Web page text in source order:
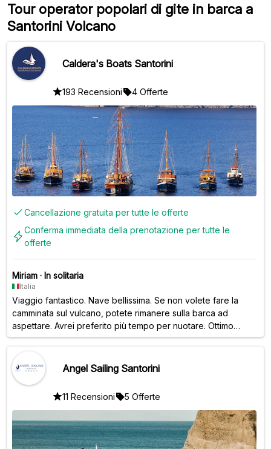
Tour operator popolari di gite in barca a
Santorini Volcano
Caldera's Boats Santorini
193 Recensioni 4 Offerte
Cancellazione gratuita per tutte le offerte
Conferma immediata della prenotazione per tutte le
offerte
Miriam · In solitaria
Italia
Viaggio fantastico. Nave bellissima. Se non volete fare la
camminata sul vulcano, potete rimanere sulla barca ad
aspettare. Avrei preferito più tempo per nuotare. Ottimo
rapporto qualità-prezzo.
Angel Sailing Santorini
11 Recensioni 5 Offerte